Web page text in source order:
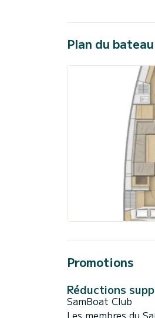
Plan du bateau
Promotions
Réductions
SamBoat Club
Les membres du